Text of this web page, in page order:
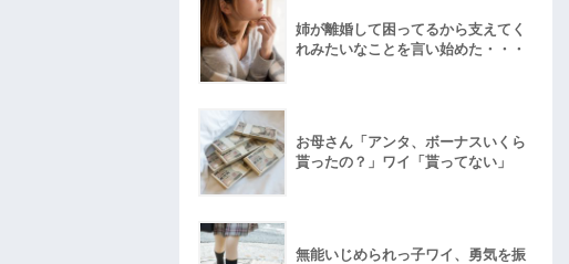
姉が離婚して困ってるから支えてく
れみたいなことを言い始めた・・・
お母さん「アンタ、ボーナスいくら
貰ったの？」ワイ「貰ってない」
無能いじめられっ子ワイ、勇気を振